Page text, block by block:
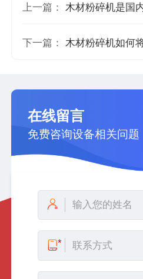
上一篇： 木材粉碎机是国
下一篇： 木材粉碎机如何
在线留言
免费咨询设备相关问题